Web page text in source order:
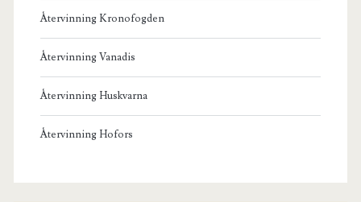
Återvinning Kronofogden
Återvinning Vanadis
Återvinning Huskvarna
Återvinning Hofors